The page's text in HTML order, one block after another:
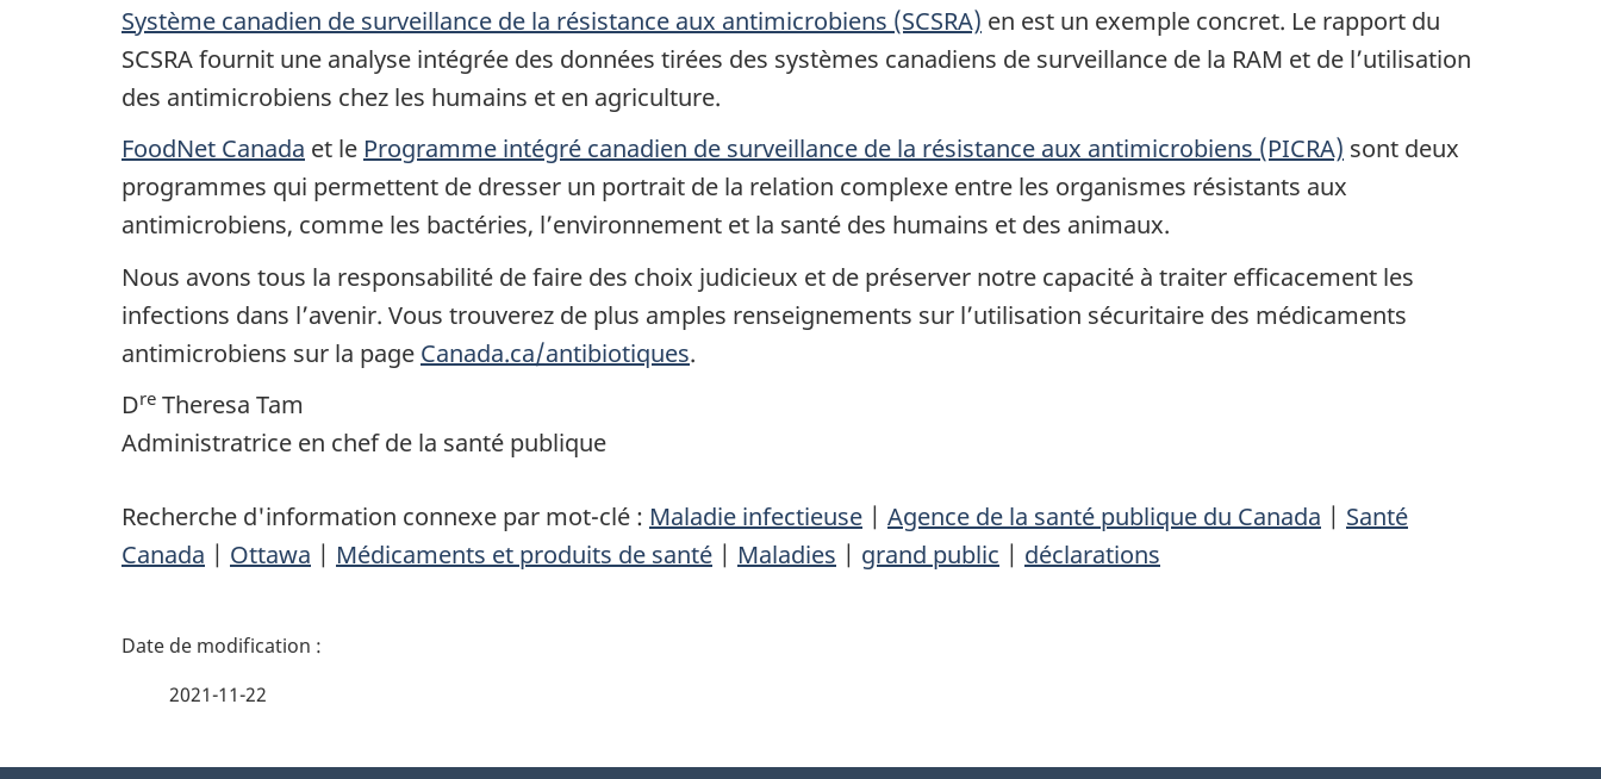
Système canadien de surveillance de la résistance aux antimicrobiens (SCSRA) en est un exemple concret. Le rapport du
SCSRA fournit une analyse intégrée des données tirées des systèmes canadiens de surveillance de la RAM et de l’utilisation
des antimicrobiens chez les humains et en agriculture.
FoodNet Canada et le Programme intégré canadien de surveillance de la résistance aux antimicrobiens (PICRA) sont deux
programmes qui permettent de dresser un portrait de la relation complexe entre les organismes résistants aux
antimicrobiens, comme les bactéries, l’environnement et la santé des humains et des animaux.
Nous avons tous la responsabilité de faire des choix judicieux et de préserver notre capacité à traiter efficacement les
infections dans l’avenir. Vous trouverez de plus amples renseignements sur l’utilisation sécuritaire des médicaments
antimicrobiens sur la page Canada.ca/antibiotiques.
Dre Theresa Tam
Administratrice en chef de la santé publique
Recherche d'information connexe par mot-clé : Maladie infectieuse | Agence de la santé publique du Canada | Santé
Canada | Ottawa | Médicaments et produits de santé | Maladies | grand public | déclarations
D
2021-11-22